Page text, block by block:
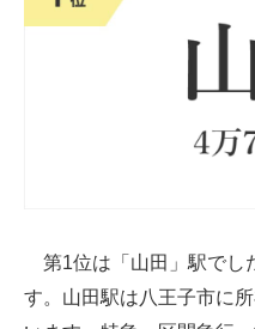
第1位は「山田」駅でし
す。山田駅は八王子市に